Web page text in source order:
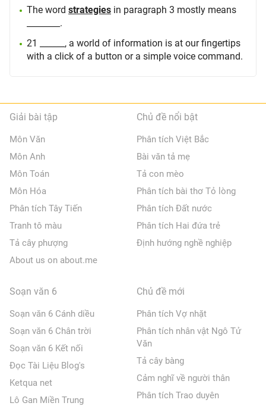
The word strategies in paragraph 3 mostly means
________.
21 ______, a world of information is at our fingertips
with a click of a button or a simple voice command.
Giải bài tập
Môn Văn
Môn Anh
Môn Toán
Môn Hóa
Phân tích Tây Tiến
Tranh tô màu
Tả cây phượng
About us on about.me
Chủ đề nổi bật
Phân tích Việt Bắc
Bài văn tả mẹ
Tả con mèo
Phân tích bài thơ Tỏ lòng
Phân tích Đất nước
Phân tích Hai đứa trẻ
Định hướng nghề nghiệp
Soạn văn 6
Soạn văn 6 Cánh diều
Soạn văn 6 Chân trời
Soạn văn 6 Kết nối
Đọc Tài Liệu Blog's
Ketqua net
Lô Gan Miền Trung
Chủ đề mới
Phân tích Vợ nhặt
Phân tích nhân vật Ngô Tử
Văn
Tả cây bàng
Cảm nghĩ về người thân
Phân tích Trao duyên